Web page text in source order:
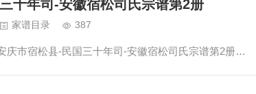
十年司-安徽宿松司氏宗谱第2册
家谱目录 387
庆市宿松县-民国三十年司-安徽宿松司氏宗谱第2册…